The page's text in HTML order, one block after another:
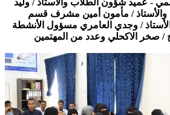
والأستاذ / مأمون أمين مشرف قسم
/ وجدي العامري مسؤول الأنشطة
/ صخر الاكحلي وعدد من المهتمين